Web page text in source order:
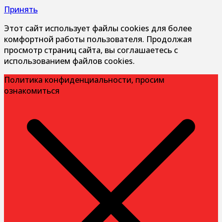
Принять
Этот сайт использует файлы cookies для более
комфортной работы пользователя. Продолжая
просмотр страниц сайта, вы соглашаетесь с
использованием файлов cookies.
Политика конфиденциальности, просим
ознакомиться